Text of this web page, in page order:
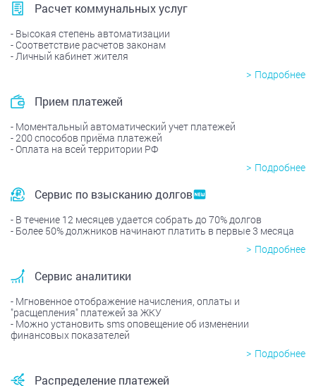
Расчет коммунальных услуг
Высокая степень автоматизации
Соответствие расчетов законам
Личный кабинет жителя
Подробнее
Прием платежей
Моментальный автоматический учет платежей
200 способов приёма платежей
Оплата на всей территории РФ
Подробнее
Сервис по взысканию долгов
В течение 12 месяцев удается собрать до 70% долгов
Более 50% должников начинают платить в первые 3 месяца
Подробнее
Сервис аналитики
Мгновенное отображение начисления, оплаты и
"расщепления" платежей за ЖКУ
Можно установить sms оповещение об изменении
финансовых показателей
Подробнее
Распределение платежей